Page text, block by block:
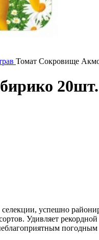
Томат Сокровище
20шт.
успешно
Удивляет